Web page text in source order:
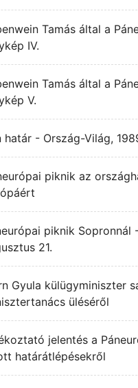
Tamás által a
IV.
Tamás által a
V.
határ - Ország-Világ,
piknik az
piknik Sopronnál
21.
Gyula külügyminiszter
üléséről
jelentés a
határátlépésekről